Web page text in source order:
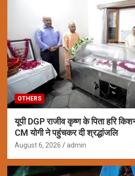
OTHERS
यूपी DGP राजीव कृष्ण के पिता हरि
CM योगी ने पहुंचकर दी श्रद्धांजलि
August 6, 2026 admin